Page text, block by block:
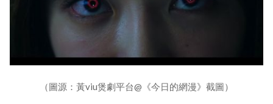
（圖源：黃viu煲劇平台@《今日的網漫》截圖）